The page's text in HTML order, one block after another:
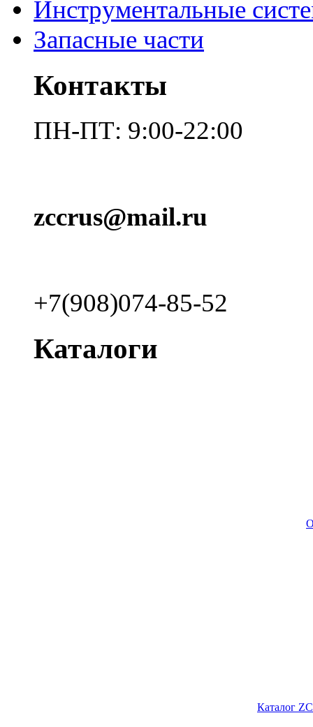
Инструментальные
Запасные части
Контакты
ПН-ПТ: 9:00-22:00
zccrus@mail.ru
+7(908)074-85-52
Каталоги
Каталог